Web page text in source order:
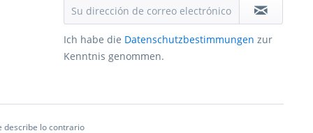
Ich habe die Datenschutzbestimmungen zur
Kenntnis genommen.
describe lo contrario